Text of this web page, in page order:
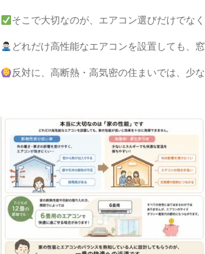
そこで大切なのが、エアコン選びだけでなく
どれだけ高性能なエアコンを設置しても、
反対に、高断熱・高気密の住まいでは、少